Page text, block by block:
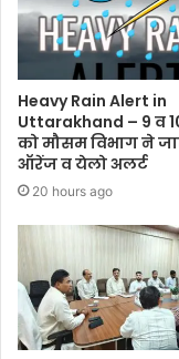
Heavy Rain Alert in
Uttarakhand – 9 व
को मौसम विभाग ने
ऑरेंज व येलो अलर्ट
20 hours ago